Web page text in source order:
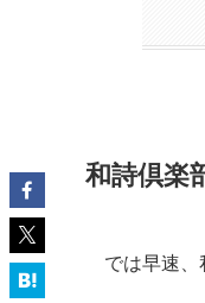
和詩倶楽
では早速